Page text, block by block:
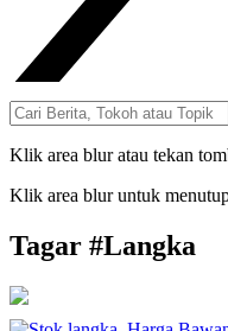
Klik area blur atau tekan
Klik area blur untuk
Tagar #Langka